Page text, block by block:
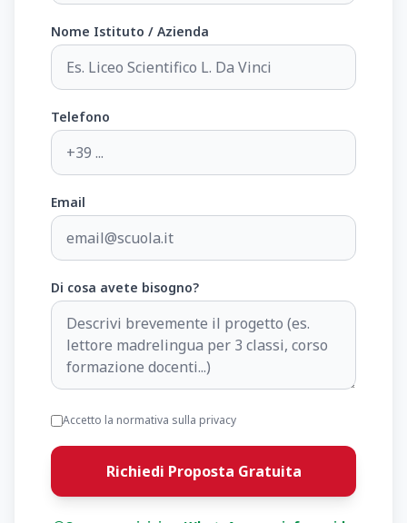
Nome Istituto / Azienda
Telefono
Email
Di cosa avete bisogno?
Accetto la normativa sulla privacy
Richiedi Proposta Gratuita